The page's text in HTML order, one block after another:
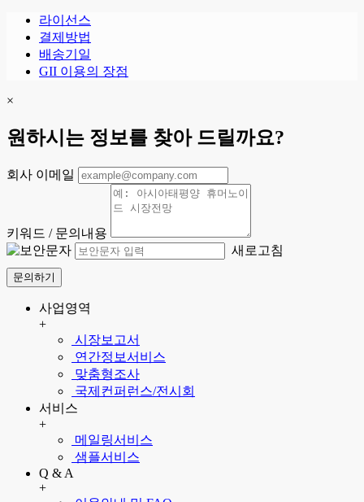
라이선스
결제방법
배송기일
GII 이용의 장점
×
원하시는 정보를 찾아 드릴까요?
회사 이메일
키워드 / 문의내용
새로고침
문의하기
사업영역
+
시장보고서
연간정보서비스
맞춤형조사
국제컨퍼런스/전시회
서비스
+
메일링서비스
샘플서비스
Q & A
+